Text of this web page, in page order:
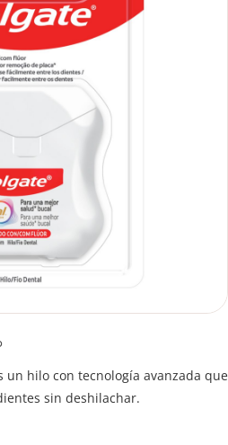
un hilo con tecnología avanzada que
sin deshilachar.